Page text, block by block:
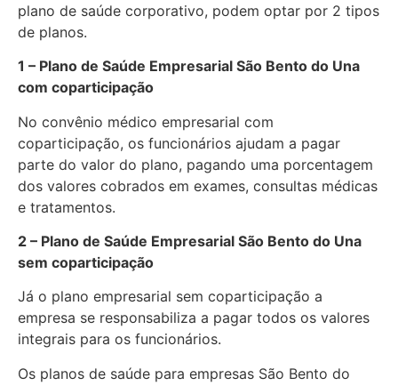
plano de saúde corporativo, podem optar por 2 tipos
de planos.
1 – Plano de Saúde Empresarial São Bento do Una
com coparticipação
No convênio médico empresarial com
coparticipação, os funcionários ajudam a pagar
parte do valor do plano, pagando uma porcentagem
dos valores cobrados em exames, consultas médicas
e tratamentos.
2 – Plano de Saúde Empresarial São Bento do Una
sem coparticipação
Já o plano empresarial sem coparticipação a
empresa se responsabiliza a pagar todos os valores
integrais para os funcionários.
Os planos de saúde para empresas São Bento do